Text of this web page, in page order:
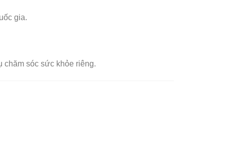
gia.
chăm sóc sức khỏe riêng.